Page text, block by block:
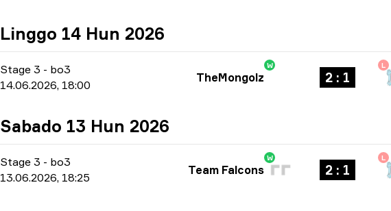
Linggo 14 Hun 2026
Stage 3 - bo3
14.06.2026, 18:00
W
TheMongolz 2 : 1
L
Sabado 13 Hun 2026
Stage 3 - bo3
13.06.2026, 18:25
W
Team Falcons 2 : 1
L